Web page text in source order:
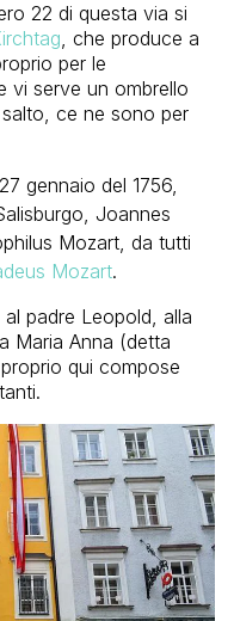
22 di questa via si
, che produce a
per le
vi serve un ombrello
ce ne sono per
gennaio del 1756,
Joannes
Mozart, da tutti
Mozart.
padre Leopold, alla
Maria Anna (detta
qui compose